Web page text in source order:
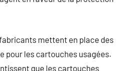
mettent en place des
pour les cartouches usagées.
que les cartouches